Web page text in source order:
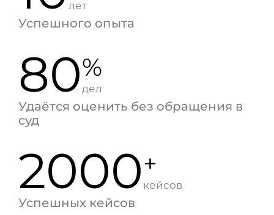
лет
Успешного опыта
80%
дел
Удаётся оценить без обращения в
суд
2000+
кейсов
Успешных кейсов